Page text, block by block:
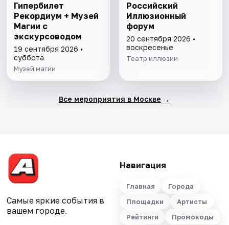
Гипербилет
Рекордиум + Музей
Магии с
экскурсоводом
19 сентября 2026 •
суббота
Музей магии
Российский
Иллюзионный
форум
20 сентября 2026 •
воскресенье
Театр иллюзии
Все мероприятия в Москве →
Самые яркие события в
вашем городе.
Навигация
Главная
Города
Площадки
Артисты
Рейтинги
Промокоды